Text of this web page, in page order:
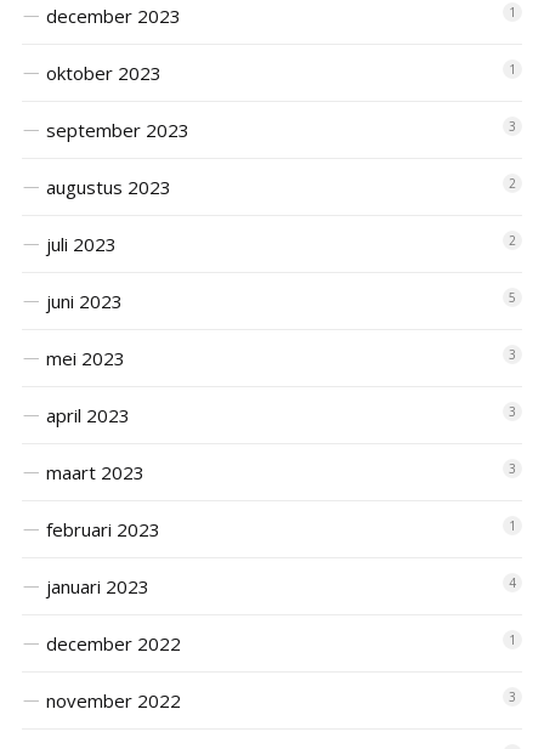
december 2023 1
oktober 2023 1
september 2023 3
augustus 2023 2
juli 2023 2
juni 2023 5
mei 2023 3
april 2023 3
maart 2023 3
februari 2023 1
januari 2023 4
december 2022 1
november 2022 3